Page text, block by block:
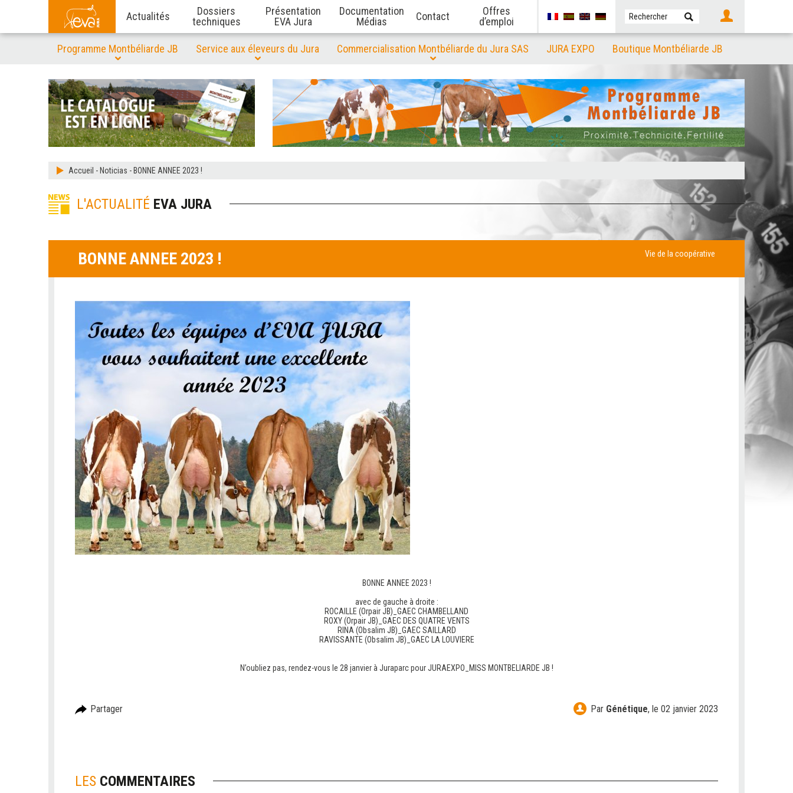
Actualités
Dossiers
techniques
Présentation
EVA Jura
Documentation
Médias
Contact
Offres
d’emploi
Programme Montbéliarde JB Service aux éleveurs du Jura Commercialisation Montbéliarde du Jura SAS JURA EXPO Boutique Montbéliarde JB
Accueil - Noticias - BONNE ANNEE 2023 !
L'ACTUALITÉ EVA JURA
BONNE ANNEE 2023 ! Vie de la coopérative
BONNE ANNEE 2023 !
avec de gauche à droite :
ROCAILLE (Orpair JB)_GAEC CHAMBELLAND
ROXY (Orpair JB)_GAEC DES QUATRE VENTS
RINA (Obsalim JB)_GAEC SAILLARD
RAVISSANTE (Obsalim JB)_GAEC LA LOUVIERE
N’oubliez pas, rendez-vous le 28 janvier à Juraparc pour JURAEXPO_MISS MONTBELIARDE JB !
Partager Par Génétique, le 02 janvier 2023
LES COMMENTAIRES